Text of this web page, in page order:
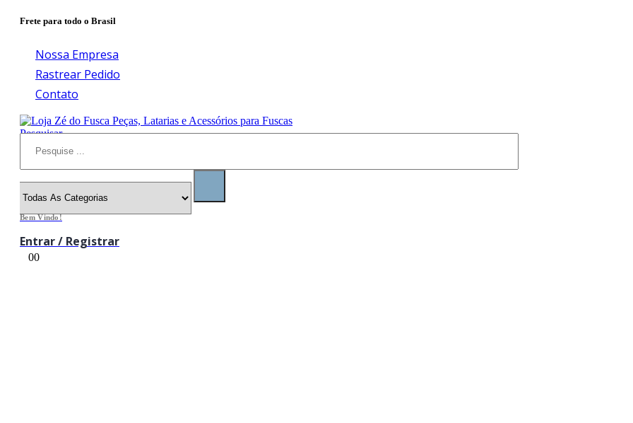
Frete para todo o Brasil
Nossa Empresa
Rastrear Pedido
Contato
Pesquisar
Bem Vindo!
Entrar / Registrar
00